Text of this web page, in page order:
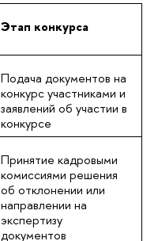
Этап конкурса
Подача документов на
конкурс участниками и
заявлений об участии в
конкурсе
Принятие кадровыми
комиссиями решения
об отклонении или
направлении на
экспертизу
документов